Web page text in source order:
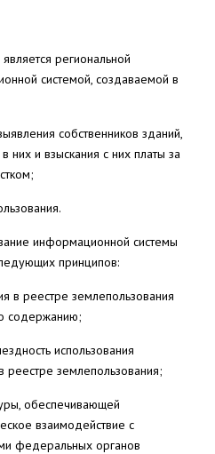
региональной
системой, создаваемой в
собственников зданий,
и взыскания с них платы за
информационной системы
принципов:
в реестре землепользования
содержанию;
использования
землепользования;
обеспечивающей
взаимодействие с
федеральных органов